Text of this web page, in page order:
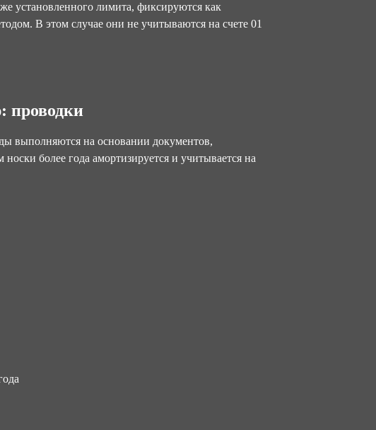
установленного лимита, фиксируются как
В этом случае они не учитываются на счете 01
проводки
выполняются на основании документов,
более года амортизируется и учитывается на